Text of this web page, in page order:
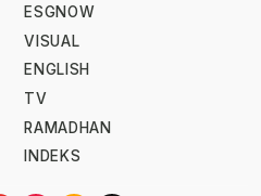
ESGNOW
VISUAL
ENGLISH
TV
RAMADHAN
INDEKS